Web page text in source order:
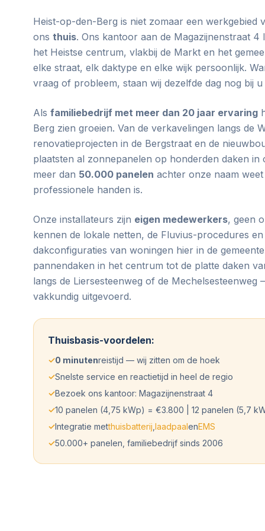
Heist-op-den-Berg is niet zomaar een werkgebied
ons thuis. Ons kantoor aan de Magazijnenstraat 4
het Heistse centrum, vlakbij de Markt en het
elke straat, elk daktype en elke wijk persoonlijk.
vraag of probleem, staan wij dezelfde dag nog bij u
Als familiebedrijf met meer dan 20 jaar ervaring
Berg zien groeien. Van de verkavelingen langs de
renovatieprojecten in de Bergstraat en de
plaatsten al zonnepanelen op honderden daken in
meer dan 50.000 panelen achter onze naam
professionele handen is.
Onze installateurs zijn eigen medewerkers, geen
kennen de lokale netten, de Fluvius-procedures
dakconfiguraties van woningen hier in de
pannendaken in het centrum tot de platte daken
langs de Liersesteenweg of de
vakkundig uitgevoerd.
Thuisbasis-voordelen:
✓0 minutenreistijd — wij zitten om de hoek
✓Snelste service en reactietijd in heel de regio
✓Bezoek ons kantoor: Magazijnenstraat 4
✓10 panelen (4,75 kWp) = €3.800 | 12 panelen (5,7
✓Integratie metthuisbatterij laadpaalenEMS
✓50.000+ panelen, familiebedrijf sinds 2006